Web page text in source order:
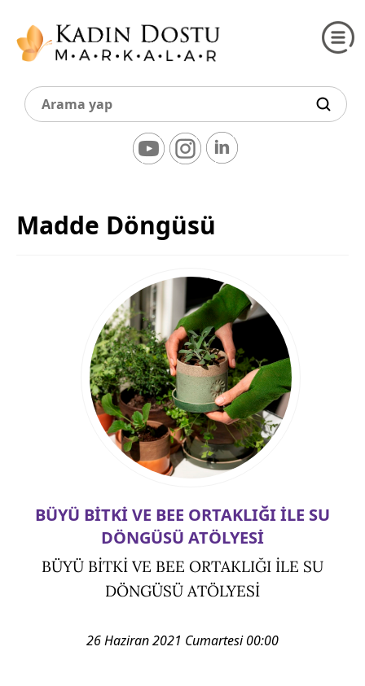
Madde Döngüsü
BÜYÜ BİTKİ VE BEE ORTAKLIĞI İLE SU
DÖNGÜSÜ ATÖLYESİ
BÜYÜ BİTKİ VE BEE ORTAKLIĞI İLE SU
DÖNGÜSÜ ATÖLYESİ
26 Haziran 2021 Cumartesi 00:00